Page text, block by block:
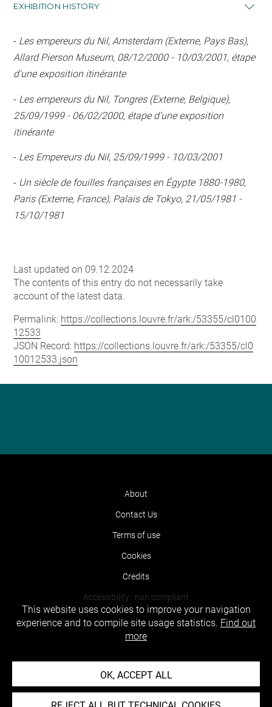
EXHIBITION HISTORY
- Les empereurs du Nil, Amsterdam (Externe, Pays Bas),
Allard Pierson Museum, 08/12/2000 - 10/03/2001, étape
d'une exposition itinérante
- Les empereurs du Nil, Tongres (Externe, Belgique),
25/09/1999 - 06/02/2000, étape d'une exposition
itinérante
- Les Empereurs du Nil, 25/09/1999 - 10/03/2001
- Un siècle de fouilles françaises en Égypte 1880-1980,
Paris (Externe, France), Palais de Tokyo, 21/05/1981 -
15/10/1981
Last updated on 09.12.2024
The contents of this entry do not necessarily take
account of the latest data.
Permalink: https://collections.louvre.fr/ark:/53355/cl0100
12533
JSON Record: https://collections.louvre.fr/ark:/53355/cl0
10012533.json
About
Contact Us
Terms of use
Cookies
Credits
Accessibility : non compliant
This website uses cookies to improve your navigation
experience and to compile site usage statistics. Find out
more
OK, ACCEPT ALL